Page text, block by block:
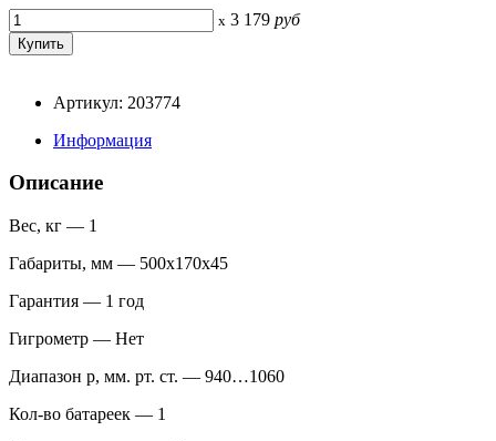
x 3 179 руб
Артикул: 203774
Информация
Описание
Вес, кг — 1
Габариты, мм — 500х170х45
Гарантия — 1 год
Гигрометр — Нет
Диапазон p, мм. рт. ст. — 940…1060
Кол-во батареек — 1